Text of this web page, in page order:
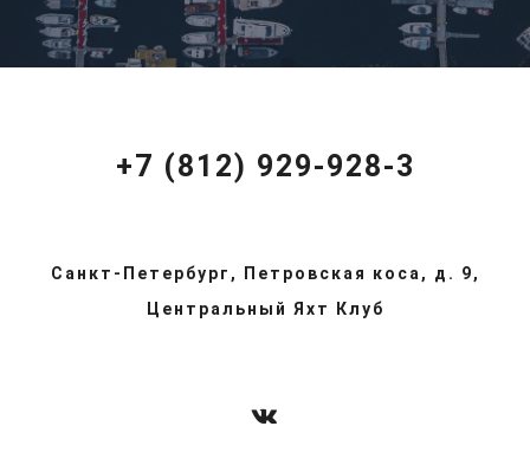
+7 (812) 929-928-3
Санкт-Петербург, Петровская коса, д. 9,
Центральный Яхт Клуб